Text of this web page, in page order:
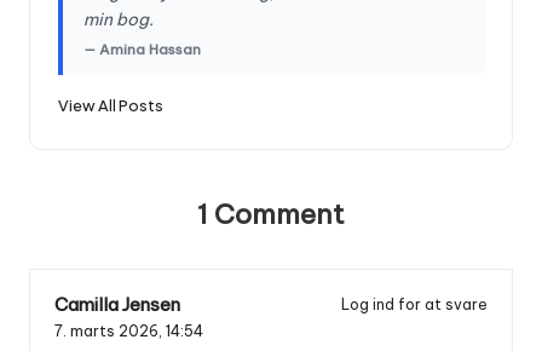
min bog.
— Amina Hassan
View All Posts
1 Comment
Camilla Jensen
Log ind for at svare
7. marts 2026, 14:54